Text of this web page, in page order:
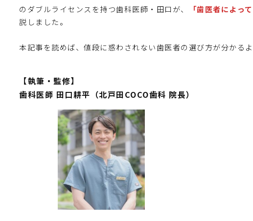
のダブルライセンスを持つ歯科医師・田口が、
「歯医者によっ
説しました。
本記事を読めば、値段に惑わされない歯医者の選び方が分かる
【執筆・監修】
歯科医師 田口耕平（北戸田COCO歯科 院長）